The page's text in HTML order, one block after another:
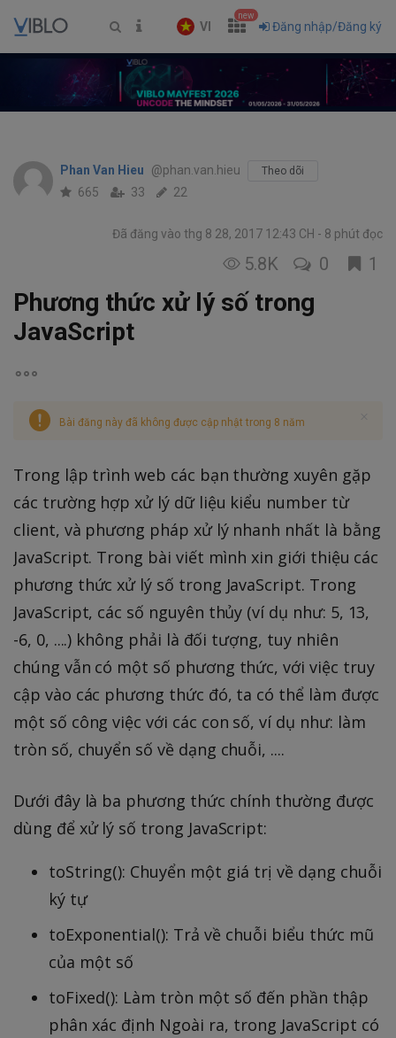
VI
new
Đăng nhập/Đăng ký
Phan Van Hieu @phan.van.hieu Theo dõi
665 33 22
Đã đăng vào thg 8 28, 2017 12:43 CH 8 phút đọc
5.8K 0 1
Phương thức xử lý số trong
JavaScript
Bài đăng này đã không được cập nhật trong 8 năm
Trong lập trình web các bạn thường xuyên gặp
các trường hợp xử lý dữ liệu kiểu number từ
client, và phương pháp xử lý nhanh nhất là bằng
JavaScript. Trong bài viết mình xin giới thiệu các
phương thức xử lý số trong JavaScript. Trong
JavaScript, các số nguyên thủy (ví dụ như: 5, 13,
-6, 0, ....) không phải là đối tượng, tuy nhiên
chúng vẫn có một số phương thức, với việc truy
cập vào các phương thức đó, ta có thể làm được
một số công việc với các con số, ví dụ như: làm
tròn số, chuyển số về dạng chuỗi, ....
Dưới đây là ba phương thức chính thường được
dùng để xử lý số trong JavaScript:
toString(): Chuyển một giá trị về dạng chuỗi
ký tự
toExponential(): Trả về chuỗi biểu thức mũ
của một số
toFixed(): Làm tròn một số đến phần thập
phân xác định Ngoài ra, trong JavaScript có